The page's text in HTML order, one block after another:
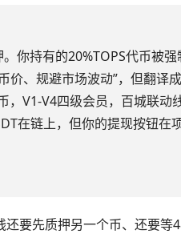
你持有的20%TOPS代币被强
价、规避市场波动”，但翻译
，V1-V4四级会员，百城联动
在链上，但你的提现按钮在
要先质押另一个币、还要等